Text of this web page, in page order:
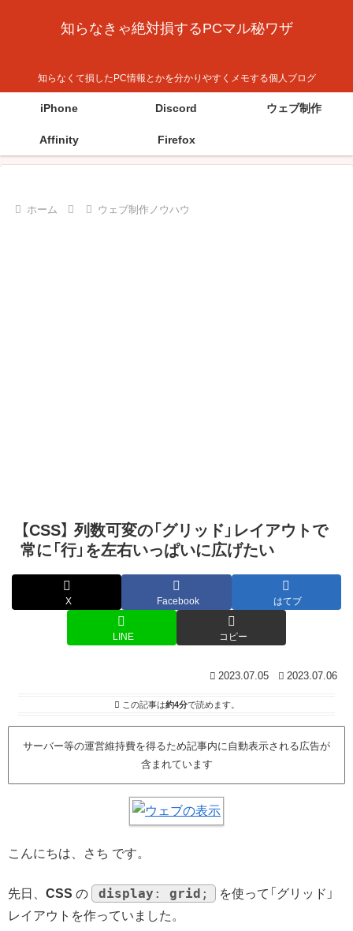
知らなきゃ絶対損するPCマル秘ワザ
知らなくて損したPC情報とかを分かりやすくメモする個人ブログ
iPhone Discord ウェブ制作
Affinity Firefox
ホーム ウェブ制作ノウハウ
【CSS】 列数可変の「グリッド」レイアウトで
常に「行」を左右いっぱいに広げたい
X Facebook はてブ
LINE コピー
2023.07.05 2023.07.06
この記事は約4分で読めます。
サーバー等の運営維持費を得るため記事内に自動表示される広告が
含まれています
こんにちは、さち です。
先日、 CSS の display : grid ;
を使って「グリッド」
レイアウトを作っていました。